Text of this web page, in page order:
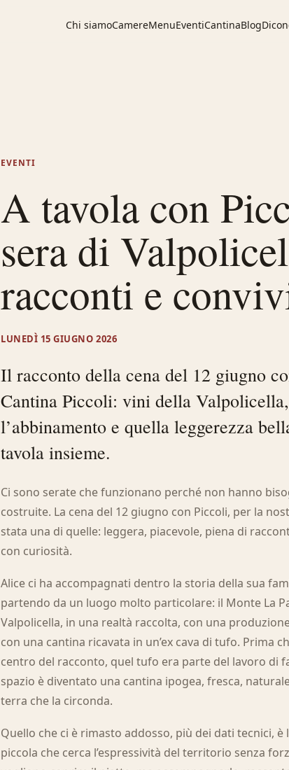
Chi siamoCamereMenuEventiCantinaBlog
EVENTI
A tavola con
sera di
racconti e
LUNEDÌ 15 GIUGNO 2026
Il racconto della cena del 12 giugno
Cantina Piccoli: vini della
l’abbinamento e quella leggerezza
tavola insieme.
Ci sono serate che funzionano perché non hanno
costruite. La cena del 12 giugno con Piccoli, per la
stata una di quelle: leggera, piacevole, piena di
con curiosità.
Alice ci ha accompagnati dentro la storia della sua
partendo da un luogo molto particolare: il Monte La
Valpolicella, in una realtà raccolta, con una
con una cantina ricavata in un’ex cava di tufo. Prima
centro del racconto, quel tufo era parte del lavoro di
spazio è diventato una cantina ipogea, fresca,
terra che la circonda.
Quello che ci è rimasto addosso, più dei dati tecnici, è
piccola che cerca l’espressività del territorio senza